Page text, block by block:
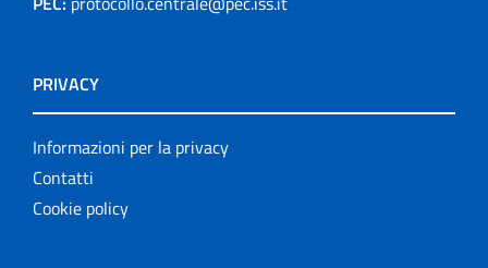
PRIVACY
Informazioni per la privacy
Contatti
Cookie policy